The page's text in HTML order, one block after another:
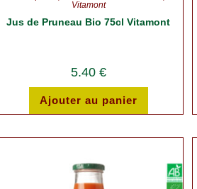
Vitamont
Jus de Pruneau Bio 75cl Vitamont
5.40 €
Ajouter au panier